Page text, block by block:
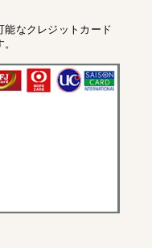
能なクレジットカード